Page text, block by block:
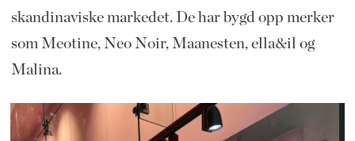
skandinaviske markedet. De har bygd opp merker
som Meotine, Neo Noir, Maanesten, ella&il og
Malina.